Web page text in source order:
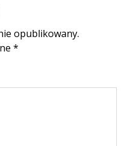
opublikowany.
*